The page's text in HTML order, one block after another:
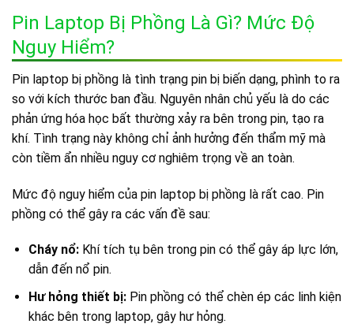
Pin Laptop Bị Phồng Là Gì? Mức Độ
Nguy Hiểm?
Pin laptop bị phồng là tình trạng pin bị biến dạng, phình to ra
so với kích thước ban đầu. Nguyên nhân chủ yếu là do các
phản ứng hóa học bất thường xảy ra bên trong pin, tạo ra
khí. Tình trạng này không chỉ ảnh hưởng đến thẩm mỹ mà
còn tiềm ẩn nhiều nguy cơ nghiêm trọng về an toàn.
Mức độ nguy hiểm của pin laptop bị phồng là rất cao. Pin
phồng có thể gây ra các vấn đề sau:
Cháy nổ:Khí tích tụ bên trong pin có thể gây áp lực lớn,
dẫn đến nổ pin.
Hư hỏng thiết bị:Pin phồng có thể chèn ép các linh kiện
khác bên trong laptop, gây hư hỏng.